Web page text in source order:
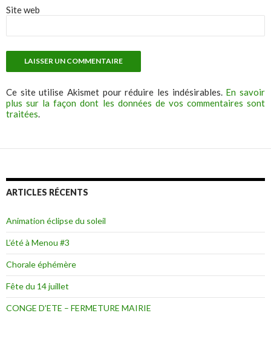
Site web
Ce site utilise Akismet pour réduire les indésirables. En savoir
plus sur la façon dont les données de vos commentaires sont
traitées.
ARTICLES RÉCENTS
Animation éclipse du soleil
L’été à Menou #3
Chorale éphémère
Fête du 14 juillet
CONGE D’ETE – FERMETURE MAIRIE